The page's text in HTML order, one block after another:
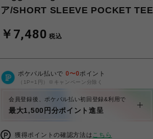
ア/SHORT SLEEVE POCKET TEE
￥7,480 税込
ポケパル払いで 0〜0ポイント
（1P=1円）※キャンペーン分除く
会員登録後、ポケパル払い初回登録&利用で
最大1,500円分ポイント進呈
獲得ポイントの確認方法はこちら